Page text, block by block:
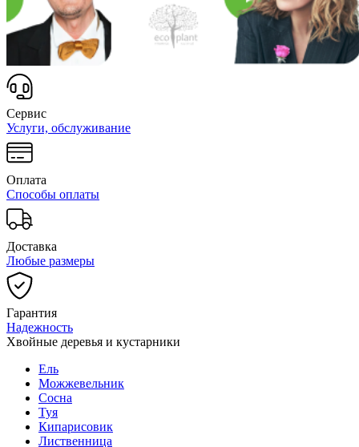
Сервис
Услуги, обслуживание
Оплата
Способы оплаты
Доставка
Любые размеры
Гарантия
Надежность
Хвойные деревья и кустарники
Ель
Можжевельник
Сосна
Туя
Кипарисовик
Лиственница